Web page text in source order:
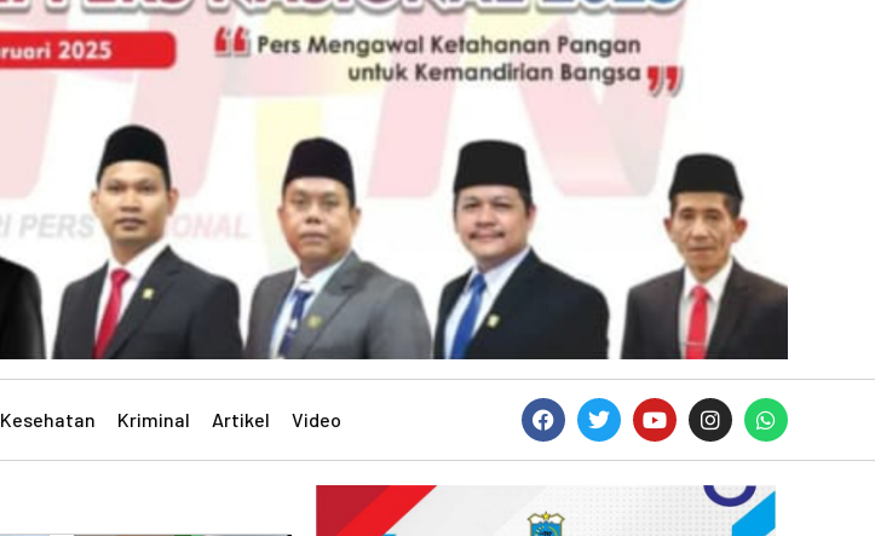
Kesehatan Kriminal Artikel Video